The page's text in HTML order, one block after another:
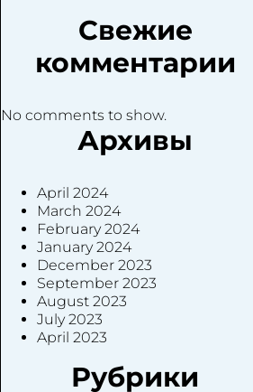
Свежие
комментарии
No comments to show.
Архивы
April 2024
March 2024
February 2024
January 2024
December 2023
September 2023
August 2023
July 2023
April 2023
Рубрики